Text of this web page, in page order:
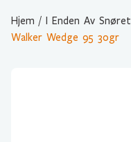
Hjem / I Enden Av Snøret
Walker Wedge 95 30gr